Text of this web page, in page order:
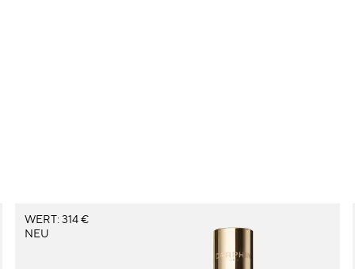
WERT: 314 €
NEU